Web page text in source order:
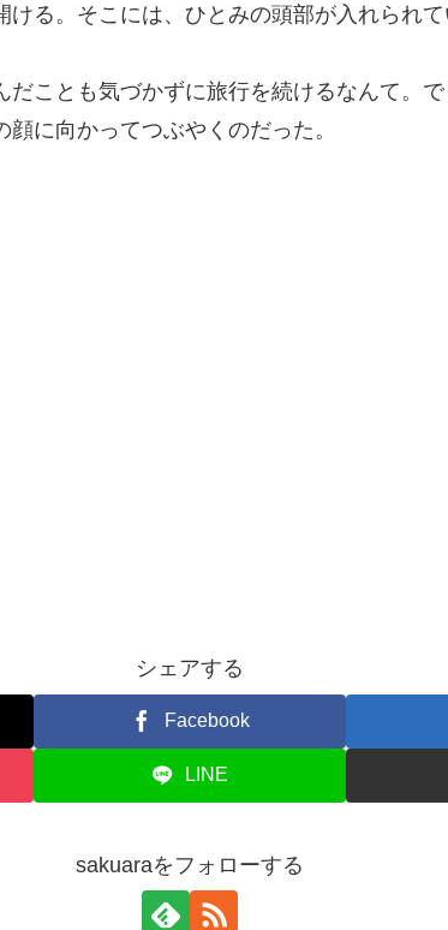
る。そこには、ひとみの頭部が入れられて
だことも気づかずに旅行を続けるなんて。
に向かってつぶやくのだった。
シェアする
Facebook
LINE
sakuaraをフォローする